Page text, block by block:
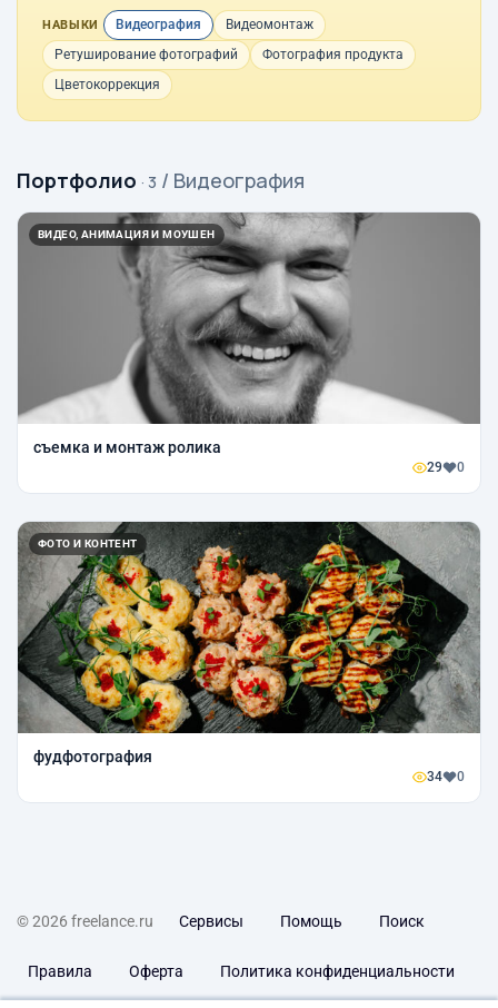
НАВЫКИ Видеография
Видеомонтаж
Ретуширование фотографий
Фотография продукта
Цветокоррекция
Портфолио · 3 / Видеография
ВИДЕО, АНИМАЦИЯ И МОУШЕН
съемка и монтаж ролика
29 0
ФОТО И КОНТЕНТ
фудфотография
34 0
© 2026 freelance.ru Сервисы Помощь Поиск
Правила Оферта Политика конфиденциальности